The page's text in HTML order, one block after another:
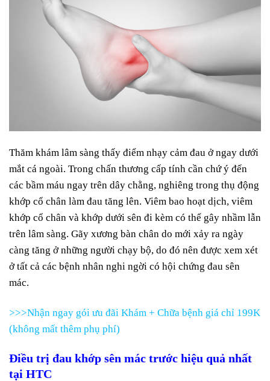
Thăm khám lâm sàng thấy điểm nhạy cảm đau ở ngay dưới
mắt cá ngoài. Trong chấn thương cấp tính cần chứ ý đến
các bầm máu ngay trên dây chằng, nghiêng trong thụ động
khớp cổ chân làm đau tăng lên. Viêm bao hoạt dịch, viêm
khớp cổ chân và khớp dưới sên đi kèm có thể gây nhầm lẫn
trên lâm sàng. Gãy xương bàn chân do mới xảy ra ngày
càng tăng ở những người chạy bộ, do đó nên được xem xét
ở tất cả các bệnh nhân nghi ngời có hội chứng đau sên
mác.
>>>Nhận ngay gói ưu đãi Khám + Chữa bệnh giá chỉ 199K
(không mất thêm phụ phí)
Điều trị đau khớp sên mác trước hiệu quả nhất
tại HTC